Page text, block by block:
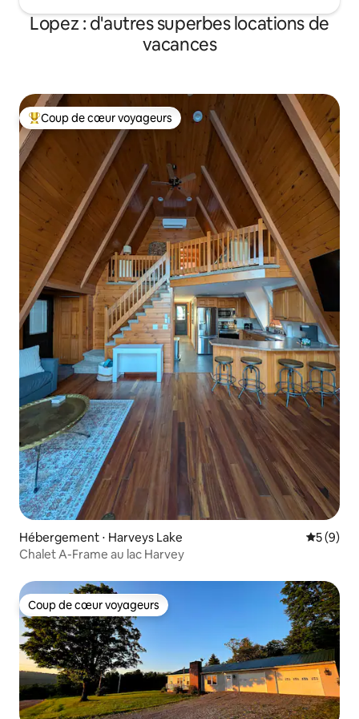
Lopez : d'autres superbes locations de
vacances
Coups de cœur voyageurs les plus appréciés
Coup de cœur voyageurs
Hébergement ⋅ Harveys Lake
5 (9)
Chalet A-Frame au lac Harvey
Coup de cœur voyageurs
Coup de cœur voyageurs